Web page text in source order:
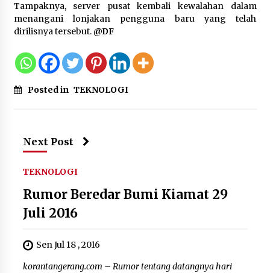
Tagihan Air Tanpa Pemakaian,
Terungkap Ada Transisi Panjang
Didesak Transparan
7 Agustus 2026
Tampaknya, server pusat kembali kewalahan dalam
menangani lonjakan pengguna baru yang telah
dirilisnya tersebut.@DF
Posted in TEKNOLOGI
Next Post
TEKNOLOGI
Rumor Beredar Bumi Kiamat 29
Juli 2016
Sen Jul 18 , 2016
korantangerang.com – Rumor tentang datangnya hari